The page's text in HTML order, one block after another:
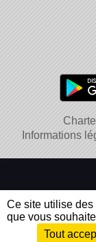
Informations
Envie de
Ce site utilise
que vous
Tout